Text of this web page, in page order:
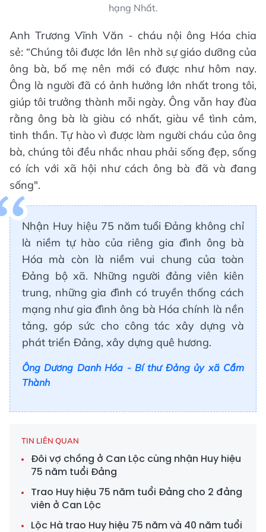
hạng Nhất.
Anh Trương Vĩnh Văn - cháu nội ông Hóa chia
sẻ: “Chúng tôi được lớn lên nhờ sự giáo dưỡng của
ông bà, bố mẹ nên mới có được như hôm nay.
Ông là người đã có ảnh hưởng lớn nhất trong tôi,
giúp tôi trưởng thành mỗi ngày. Ông vẫn hay đùa
rằng ông bà là giàu có nhất, giàu về tình cảm,
tinh thần. Tự hào vì được làm người cháu của ông
bà, chúng tôi đều nhắc nhau phải sống đẹp, sống
có ích với xã hội như cách ông bà đã và đang
sống".
Nhận Huy hiệu 75 năm tuổi Đảng không chỉ
là niềm tự hào của riêng gia đình ông bà
Hóa mà còn là niềm vui chung của toàn
Đảng bộ xã. Những người đảng viên kiên
trung, những gia đình có truyền thống cách
mạng như gia đình ông bà Hóa chính là nền
tảng, góp sức cho công tác xây dựng và
phát triển Đảng, xây dựng quê hương.
Ông Dương Danh Hóa - Bí thư Đảng ủy xã Cẩm
Thành
TIN LIÊN QUAN
Đôi vợ chồng ở Can Lộc cùng nhận Huy hiệu
75 năm tuổi Đảng
Trao Huy hiệu 75 năm tuổi Đảng cho 2 đảng
viên ở Can Lộc
Lộc Hà trao Huy hiệu 75 năm và 40 năm tuổi